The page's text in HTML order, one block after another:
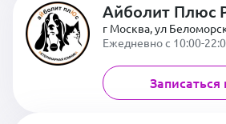
Айболит Плюс
г Москва, ул
Ежедневно с 10:00-
Записаться